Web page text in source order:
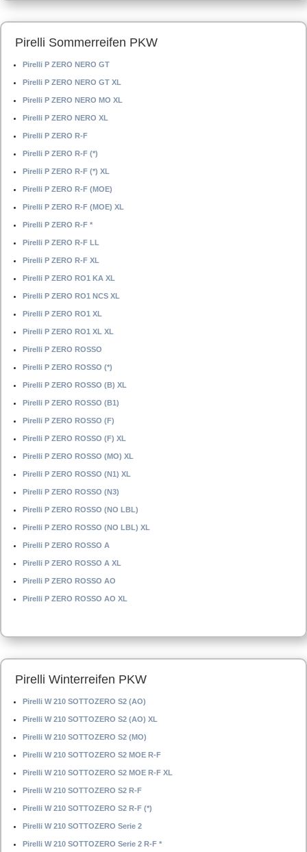
Pirelli Sommerreifen PKW
Pirelli P ZERO NERO GT
Pirelli P ZERO NERO GT XL
Pirelli P ZERO NERO MO XL
Pirelli P ZERO NERO XL
Pirelli P ZERO R-F
Pirelli P ZERO R-F (*)
Pirelli P ZERO R-F (*) XL
Pirelli P ZERO R-F (MOE)
Pirelli P ZERO R-F (MOE) XL
Pirelli P ZERO R-F *
Pirelli P ZERO R-F LL
Pirelli P ZERO R-F XL
Pirelli P ZERO RO1 KA XL
Pirelli P ZERO RO1 NCS XL
Pirelli P ZERO RO1 XL
Pirelli P ZERO RO1 XL XL
Pirelli P ZERO ROSSO
Pirelli P ZERO ROSSO (*)
Pirelli P ZERO ROSSO (B) XL
Pirelli P ZERO ROSSO (B1)
Pirelli P ZERO ROSSO (F)
Pirelli P ZERO ROSSO (F) XL
Pirelli P ZERO ROSSO (MO) XL
Pirelli P ZERO ROSSO (N1) XL
Pirelli P ZERO ROSSO (N3)
Pirelli P ZERO ROSSO (NO LBL)
Pirelli P ZERO ROSSO (NO LBL) XL
Pirelli P ZERO ROSSO A
Pirelli P ZERO ROSSO A XL
Pirelli P ZERO ROSSO AO
Pirelli P ZERO ROSSO AO XL
Pirelli Winterreifen PKW
Pirelli W 210 SOTTOZERO S2 (AO)
Pirelli W 210 SOTTOZERO S2 (AO) XL
Pirelli W 210 SOTTOZERO S2 (MO)
Pirelli W 210 SOTTOZERO S2 MOE R-F
Pirelli W 210 SOTTOZERO S2 MOE R-F XL
Pirelli W 210 SOTTOZERO S2 R-F
Pirelli W 210 SOTTOZERO S2 R-F (*)
Pirelli W 210 SOTTOZERO Serie 2
Pirelli W 210 SOTTOZERO Serie 2 R-F *